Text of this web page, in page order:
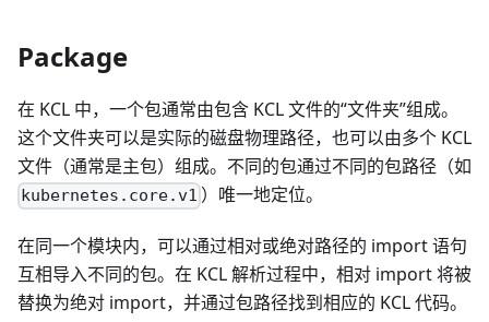
Package
在 KCL 中，一个包通常由包含 KCL 文件的“文件夹”组成。
这个文件夹可以是实际的磁盘物理路径，也可以由多个 KCL
文件（通常是主包）组成。不同的包通过不同的包路径（如
kubernetes.core.v1 ）唯一地定位。
在同一个模块内，可以通过相对或绝对路径的 import 语句
互相导入不同的包。在 KCL 解析过程中，相对 import 将被
替换为绝对 import，并通过包路径找到相应的 KCL 代码。